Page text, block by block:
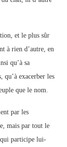
et le plus sûr
à rien d’autre, en
qu’à sa
qu’à exacerber les
que le nom.
par les
mais par tout le
qui participe lui-